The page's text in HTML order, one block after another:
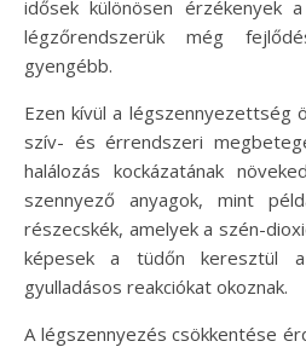
idősek különösen érzékenyek
légzőrendszerük még
gyengébb.
Ezen kívül a légszennyezettség
szív- és érrendszeri
halálozás kockázatának
szennyező anyagok, mint
részecskék, amelyek a szén-
képesek a tüdőn keresztül
gyulladásos reakciókat okoznak.
A légszennyezés csökkentése